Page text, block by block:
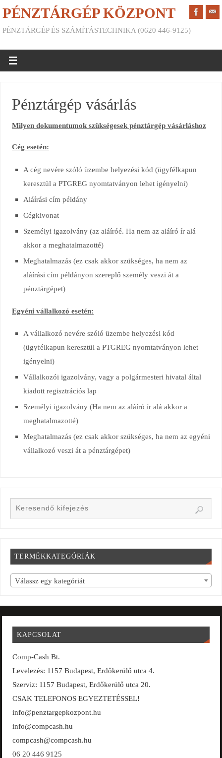
PÉNZTÁRGÉP KÖZPONT
PÉNZTÁRGÉP ÉS SZÁMÍTÁSTECHNIKA (0620 446-9125)
Pénztárgép vásárlás
Milyen dokumentumok szükségesek pénztárgép vásárláshoz
Cég esetén:
A cég nevére szóló üzembe helyezési kód (ügyfélkapun
keresztül a PTGREG nyomtatványon lehet igényelni)
Aláírási cím példány
Cégkivonat
Személyi igazolvány (az aláíróé. Ha nem az aláíró ír alá
akkor a meghatalmazotté)
Meghatalmazás (ez csak akkor szükséges, ha nem az
aláírási cím példányon szereplő személy veszi át a
pénztárgépet)
Egyéni vállalkozó esetén:
A vállalkozó nevére szóló üzembe helyezési kód
(ügyfélkapun keresztül a PTGREG nyomtatványon lehet
igényelni)
Vállalkozói igazolvány, vagy a polgármesteri hivatal által
kiadott regisztrációs lap
Személyi igazolvány (Ha nem az aláíró ír alá akkor a
meghatalmazotté)
Meghatalmazás (ez csak akkor szükséges, ha nem az egyéni
vállalkozó veszi át a pénztárgépet)
TERMÉKKATEGÓRIÁK
Válassz egy kategóriát
KAPCSOLAT
Comp-Cash Bt.
Levelezés: 1157 Budapest, Erdőkerülő utca 4.
Szerviz: 1157 Budapest, Erdőkerülő utca 20.
CSAK TELEFONOS EGYEZTETÉSSEL!
info@penztargepkozpont.hu
info@compcash.hu
compcash@compcash.hu
06 20 446 9125